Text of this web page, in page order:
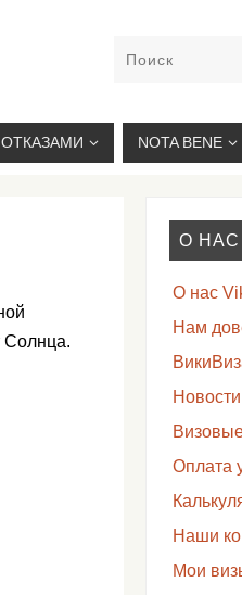
03-33, VISA@VIKIVISA.RU
NOTA BENE
Солнца.
О НАС
О нас
Нам
Новости
Оплата
Наши
Мои